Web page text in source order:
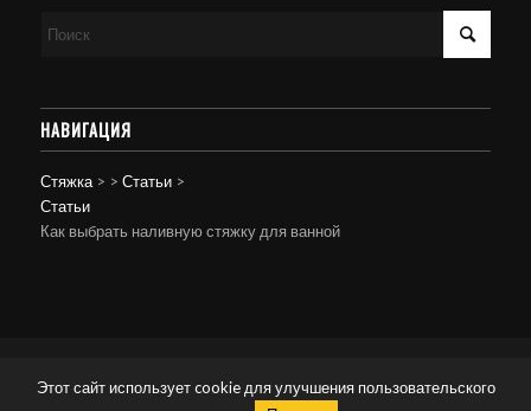
НАВИГАЦИЯ
Стяжка>
Статьи
> Статьи>
Как выбрать наливную стяжку для ванной
WordPress Theme
Этот сайт использует cookie для улучшения пользовательского